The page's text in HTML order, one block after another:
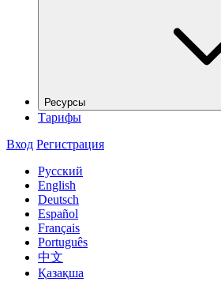
Ресурсы
Тарифы
Вход Регистрация
Русский
English
Deutsch
Español
Français
Português
中文
Қазақша